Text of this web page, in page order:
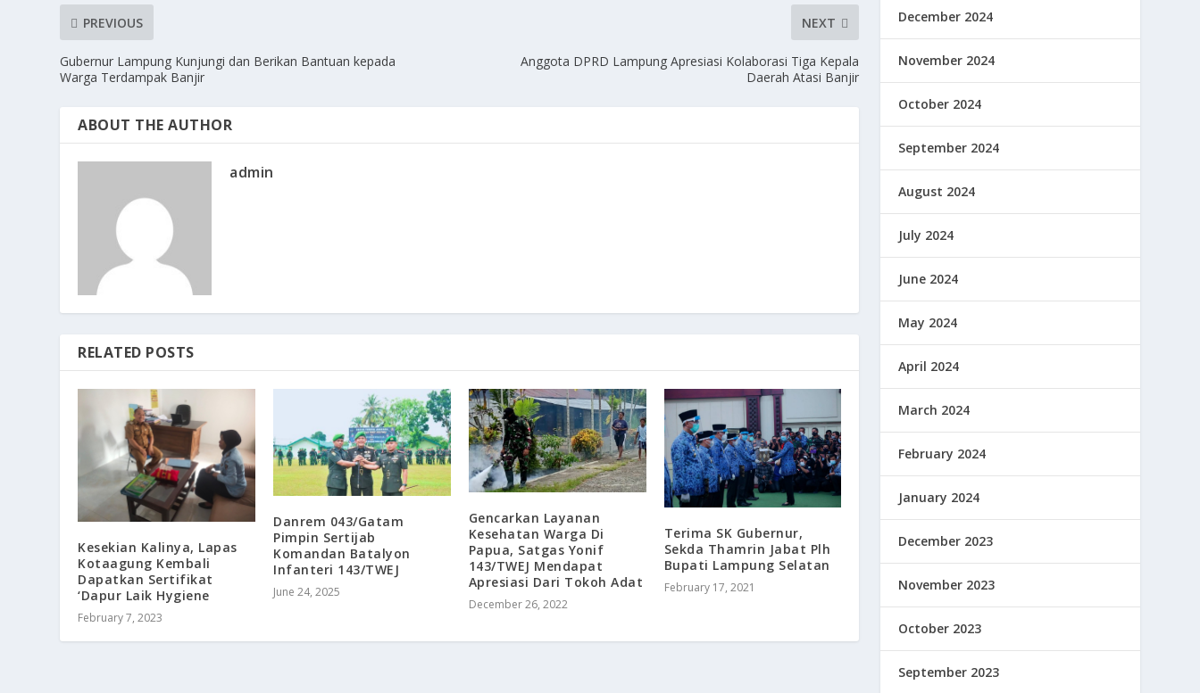
PREVIOUS
Gubernur Lampung Kunjungi dan Berikan Bantuan kepada
Warga Terdampak Banjir
NEXT
Anggota DPRD Lampung Apresiasi Kolaborasi Tiga Kepala
Daerah Atasi Banjir
ABOUT THE AUTHOR
admin
RELATED POSTS
Kesekian Kalinya, Lapas
Kotaagung Kembali
Dapatkan Sertifikat
‘Dapur Laik Hygiene
February 7, 2023
Danrem 043/Gatam
Pimpin Sertijab
Komandan Batalyon
Infanteri 143/TWEJ
June 24, 2025
Gencarkan Layanan
Kesehatan Warga Di
Papua, Satgas Yonif
143/TWEJ Mendapat
Apresiasi Dari Tokoh Adat
December 26, 2022
Terima SK Gubernur,
Sekda Thamrin Jabat Plh
Bupati Lampung Selatan
February 17, 2021
December 2024
November 2024
October 2024
September 2024
August 2024
July 2024
June 2024
May 2024
April 2024
March 2024
February 2024
January 2024
December 2023
November 2023
October 2023
September 2023